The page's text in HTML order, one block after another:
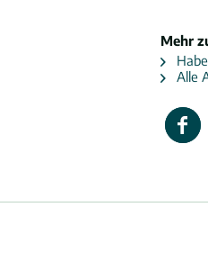
Mehr
Alle